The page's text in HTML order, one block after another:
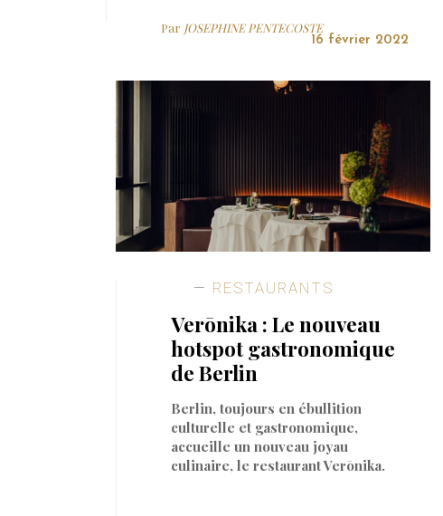
Par JOSEPHINE PENTECOSTE
16 février 2022
RESTAURANTS
Verōnika : Le nouveau
hotspot gastronomique
de Berlin
Berlin, toujours en ébullition
culturelle et gastronomique,
accueille un nouveau joyau
culinaire, le restaurant Verōnika.